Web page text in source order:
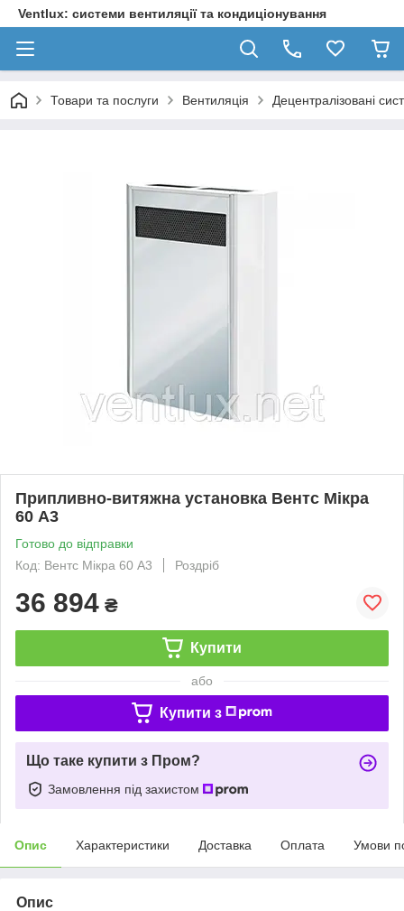
Ventlux: системи вентиляції та кондиціонування
Товари та послуги Вентиляція Децентралізовані
Припливно-витяжна установка Вентс Мікра
60 А3
Готово до відправки
Код: Вентс Мікра 60 А3
Роздріб
36 894 ₴
Купити
або
Купити з
Що таке купити з Пром?
Замовлення під захистом
Опис Характеристики Доставка Оплата Умови
Опис